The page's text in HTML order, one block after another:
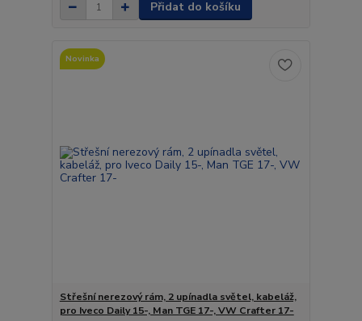
Přidat do košíku
Novinka
Střešní nerezový rám, 2 upínadla světel, kabeláž,
pro Iveco Daily 15-, Man TGE 17-, VW Crafter 17-